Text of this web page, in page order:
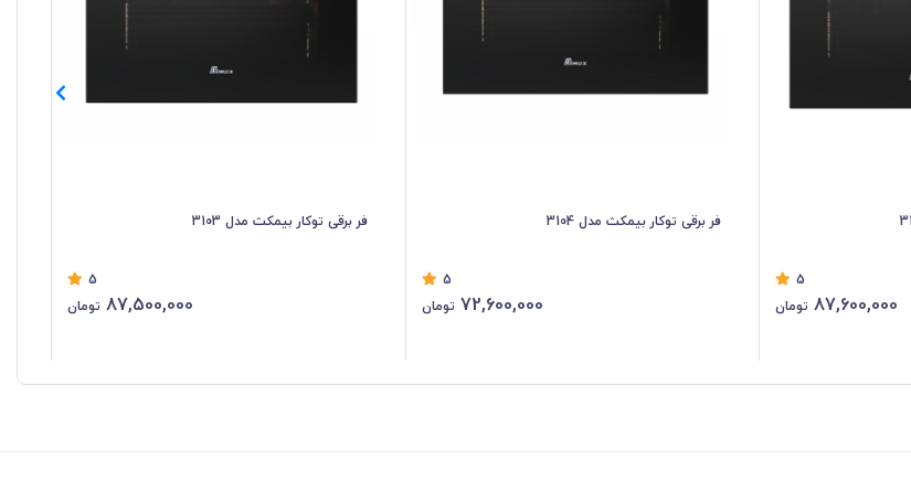
5
87,600,000 تومان
فر برقی توکار بیمکث مدل 3104
5
72,600,000 تومان
فر برقی توکار بیمکث مدل 3103
5
87,500,000 تومان